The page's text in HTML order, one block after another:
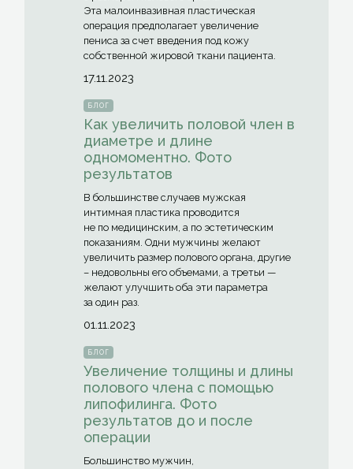
Эта малоинвазивная пластическая
операция предполагает увеличение
пениса за счет введения под кожу
собственной жировой ткани пациента.
17.11.2023
БЛОГ
Как увеличить половой член в
диаметре и длине
одномоментно. Фото
результатов
В большинстве случаев мужская
интимная пластика проводится
не по медицинским, а по эстетическим
показаниям. Одни мужчины желают
увеличить размер полового органа, другие
– недовольны его объемами, а третьи —
желают улучшить оба эти параметра
за один раз.
01.11.2023
БЛОГ
Увеличение толщины и длины
полового члена с помощью
липофилинга. Фото
результатов до и после
операции
Большинство мужчин,